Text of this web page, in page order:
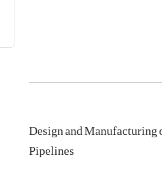
Design and
Pipelines